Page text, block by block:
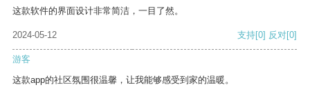
这款软件的界面设计非常简洁，一目了然。
2024-05-12 支持[0] 反对[0]
游客
这款app的社区氛围很温馨，让我能够感受到家的温暖。